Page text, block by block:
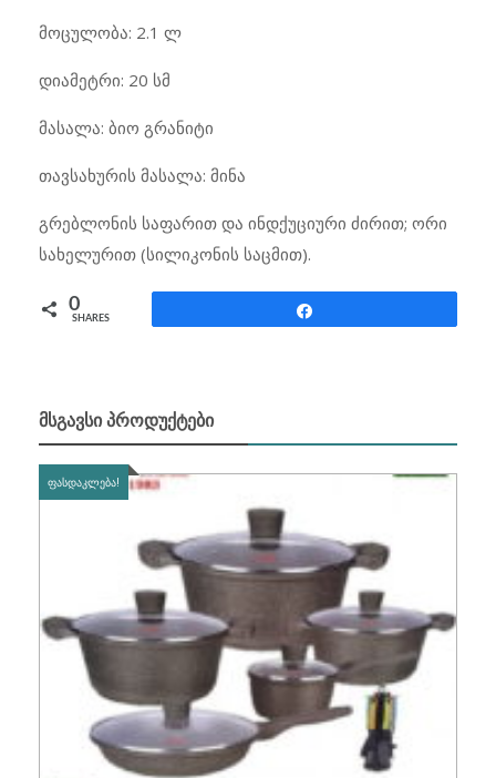
მოცულობა: 2.1 ლ
დიამეტრი: 20 სმ
მასალა: ბიო გრანიტი
თავსახურის მასალა: მინა
გრებლონის საფარით და ინდქუციური ძირით; ორი
სახელურით (სილიკონის საცმით).
0
SHARES
ᲛᲡᲒᲐᲕᲡᲘ ᲞᲠᲝᲓᲣᲥᲢᲔᲑᲘ
ᲤᲐᲡᲓᲐᲙᲚᲔᲑᲐ!